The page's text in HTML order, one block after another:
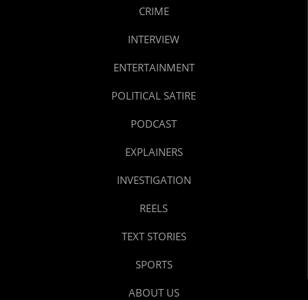
CRIME
INTERVIEW
ENTERTAINMENT
POLITICAL SATIRE
PODCAST
EXPLAINERS
INVESTIGATION
REELS
TEXT STORIES
SPORTS
ABOUT US